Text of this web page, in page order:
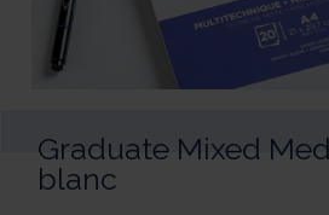
Graduate Mixed
blanc